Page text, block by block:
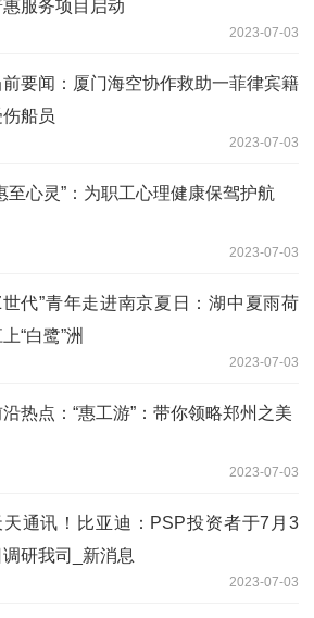
惠服务项目启动
2023-07-03
前要闻：厦门海空协作救助一菲律宾籍
伤船员
2023-07-03
至心灵”：为职工心理健康保驾护航
2023-07-03
世代”青年走进南京夏日：湖中夏雨荷
“白鹭”洲
2023-07-03
热点：“惠工游”：带你领略郑州之美
2023-07-03
天通讯！比亚迪：PSP投资者于7月3
调研我司_新消息
2023-07-03